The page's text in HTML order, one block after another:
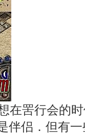
罟行会的
伴侣．但有